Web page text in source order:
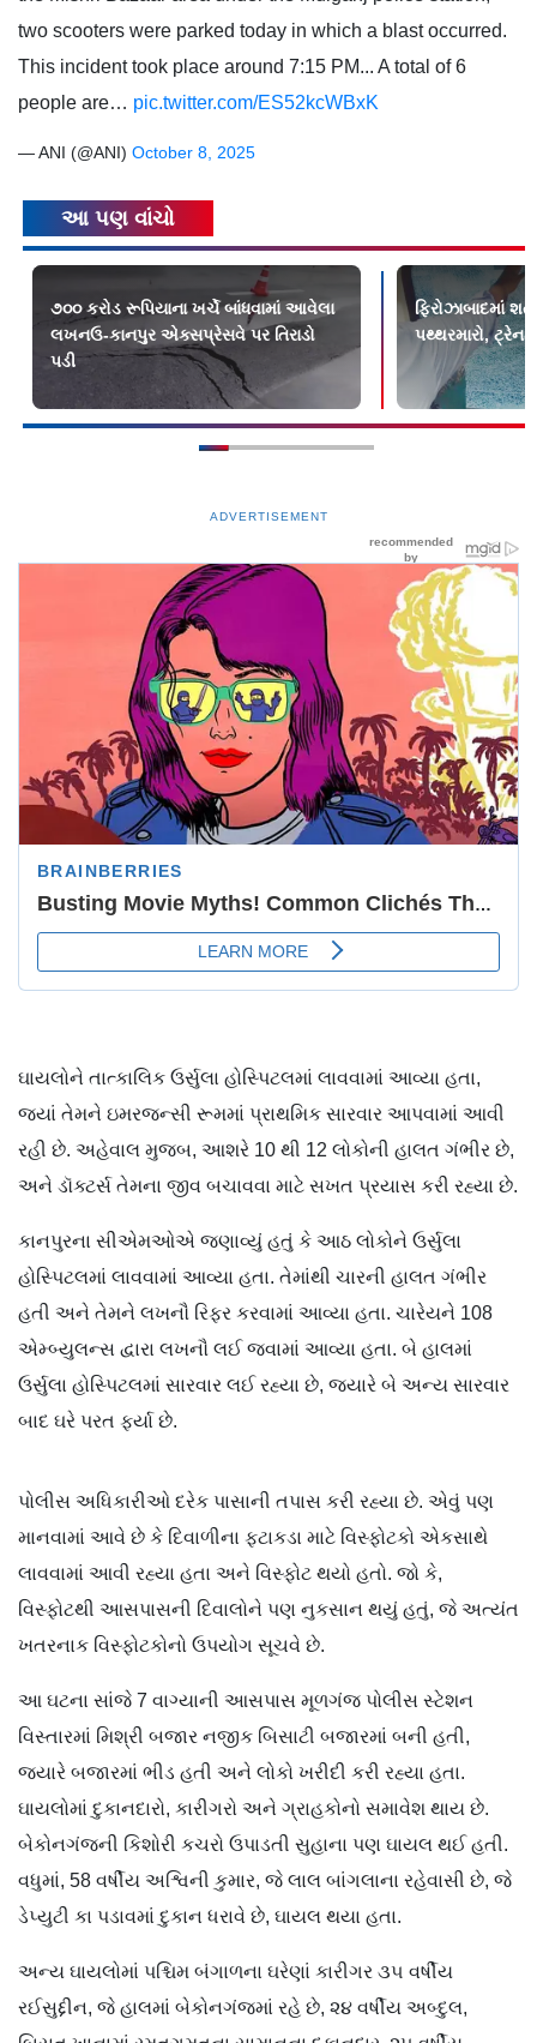
two scooters were parked today in which a blast occurred.
This incident took place around 7:15 PM... A total of 6
people are… pic.twitter.com/ES52kcWBxK
— ANI (@ANI) October 8, 2025
આ પણ વાંચો
૭૦૦ કરોડ રૂપિયાના ખર્ચે બાંધવામાં આવેલા
લખનઉ-કાનપુર એક્સપ્રેસવે પર તિરાડો
પડી
ફિરોઝાબાદમાં
પથ્થરમારો,
ADVERTISEMENT
ઘાયલોને તાત્કાલિક ઉર્સુલા હોસ્પિટલમાં લાવવામાં આવ્યા હતા,
જ્યાં તેમને ઇમરજન્સી રૂમમાં પ્રાથમિક સારવાર આપવામાં આવી
રહી છે. અહેવાલ મુજબ, આશરે 10 થી 12 લોકોની હાલત ગંભીર છે,
અને ડૉક્ટર્સ તેમના જીવ બચાવવા માટે સખત પ્રયાસ કરી રહ્યા છે.
કાનપુરના સીએમઓએ જણાવ્યું હતું કે આઠ લોકોને ઉર્સુલા
હોસ્પિટલમાં લાવવામાં આવ્યા હતા. તેમાંથી ચારની હાલત ગંભીર
હતી અને તેમને લખનૌ રિફર કરવામાં આવ્યા હતા. ચારેયને 108
એમ્બ્યુલન્સ દ્વારા લખનૌ લઈ જવામાં આવ્યા હતા. બે હાલમાં
ઉર્સુલા હોસ્પિટલમાં સારવાર લઈ રહ્યા છે, જ્યારે બે અન્ય સારવાર
બાદ ઘરે પરત ફર્યા છે.
પોલીસ અધિકારીઓ દરેક પાસાની તપાસ કરી રહ્યા છે. એવું પણ
માનવામાં આવે છે કે દિવાળીના ફટાકડા માટે વિસ્ફોટકો એકસાથે
લાવવામાં આવી રહ્યા હતા અને વિસ્ફોટ થયો હતો. જો કે,
વિસ્ફોટથી આસપાસની દિવાલોને પણ નુકસાન થયું હતું, જે અત્યંત
ખતરનાક વિસ્ફોટકોનો ઉપયોગ સૂચવે છે.
આ ઘટના સાંજે 7 વાગ્યાની આસપાસ મૂળગંજ પોલીસ સ્ટેશન
વિસ્તારમાં મિશ્રી બજાર નજીક બિસાટી બજારમાં બની હતી,
જ્યારે બજારમાં ભીડ હતી અને લોકો ખરીદી કરી રહ્યા હતા.
ઘાયલોમાં દુકાનદારો, કારીગરો અને ગ્રાહકોનો સમાવેશ થાય છે.
બેકોનગંજની કિશોરી કચરો ઉપાડતી સુહાના પણ ઘાયલ થઈ હતી.
વધુમાં, 58 વર્ષીય અશ્વિની કુમાર, જે લાલ બાંગલાના રહેવાસી છે, જે
ડેપ્યુટી કા પડાવમાં દુકાન ધરાવે છે, ઘાયલ થયા હતા.
અન્ય ઘાયલોમાં પશ્ચિમ બંગાળના ઘરેણાં કારીગર ૩૫ વર્ષીય
રઈસુદ્દીન, જે હાલમાં બેકોનગંજમાં રહે છે, ૨૪ વર્ષીય અબ્દુલ,